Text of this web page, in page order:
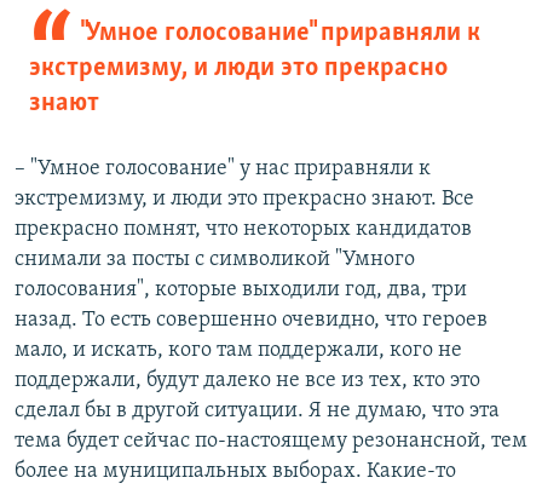
"Умное голосование" приравняли к
экстремизму, и люди это прекрасно
знают
– "Умное голосование" у нас приравняли к
экстремизму, и люди это прекрасно знают. Все
прекрасно помнят, что некоторых кандидатов
снимали за посты с символикой "Умного
голосования", которые выходили год, два, три
назад. То есть совершенно очевидно, что героев
мало, и искать, кого там поддержали, кого не
поддержали, будут далеко не все из тех, кто это
сделал бы в другой ситуации. Я не думаю, что эта
тема будет сейчас по-настоящему резонансной, тем
более на муниципальных выборах. Какие-то